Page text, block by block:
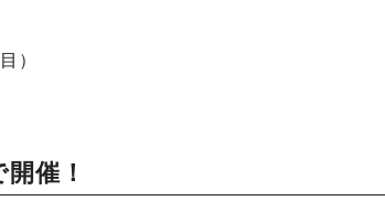
）
催！